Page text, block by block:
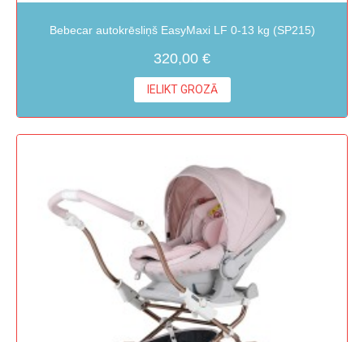
Bebecar autokrēsliņš EasyMaxi LF 0-13 kg (SP215)
320,00 €
IELIKT GROZĀ